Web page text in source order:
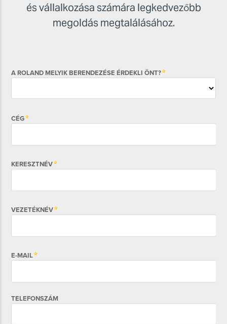
és vállalkozása számára legkedvezőbb
megoldás megtalálásához.